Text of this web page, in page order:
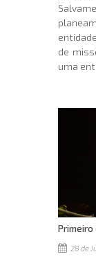
de
uma
Primeiro
28 de